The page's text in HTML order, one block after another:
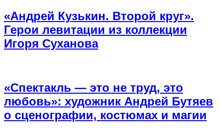
«Андрей Кузькин. Второй круг».
Герои левитации из коллекции
Игоря Суханова
«Спектакль — это не труд, это
любовь»: художник Андрей Бутяев
о сценографии, костюмах и магии